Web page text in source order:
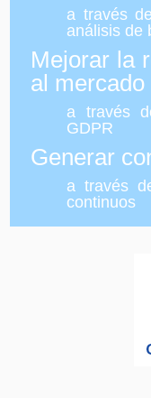
a través
análisis de
Mejorar la
al mercado
a través
GDPR
Generar
a través
continuos